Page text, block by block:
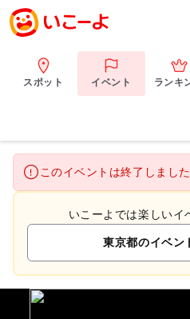
スポット イベント ランキ
このイベントは終了しました
いこーよでは楽しいイ
東京都のイベン